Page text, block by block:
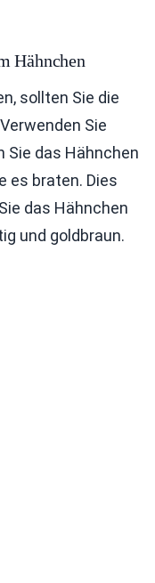
Hähnchen
sollten Sie die
Sie
Sie das Hähnchen
es braten. Dies
das Hähnchen
und goldbraun.